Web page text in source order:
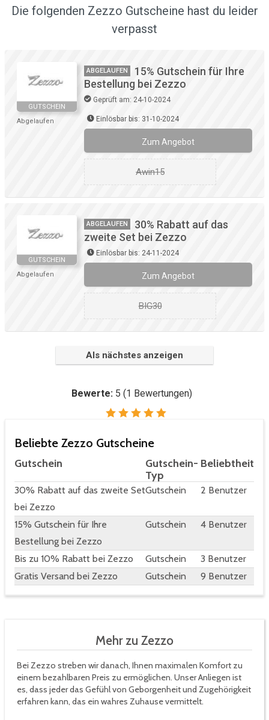
Die folgenden Zezzo Gutscheine hast du leider
verpasst
GUTSCHEIN
Abgelaufen
ABGELAUFEN
15% Gutschein für Ihre
Bestellung bei Zezzo
Geprüft am: 24-10-2024
Einlösbar bis: 31-10-2024
Zum Angebot
Awin15
GUTSCHEIN
Abgelaufen
ABGELAUFEN
30% Rabatt auf das
zweite Set bei Zezzo
Einlösbar bis: 24-11-2024
Zum Angebot
BIG30
Als nächstes anzeigen
Bewerte: 5 (1 Bewertungen)
Beliebte Zezzo Gutscheine
Gutschein
Gutschein-
Typ
Beliebtheit
30% Rabatt auf das zweite Set
bei Zezzo
Gutschein 2 Benutzer
15% Gutschein für Ihre
Bestellung bei Zezzo
Gutschein 4 Benutzer
Bis zu 10% Rabatt bei Zezzo Gutschein
3 Benutzer
Gratis Versand bei Zezzo
Gutschein 9 Benutzer
Mehr zu Zezzo
Bei Zezzo streben wir danach, Ihnen maximalen Komfort zu
einem bezahlbaren Preis zu ermöglichen. Unser Anliegen ist
es, dass jeder das Gefühl von Geborgenheit und Zugehörigkeit
erfahren kann, das ein wahres Zuhause vermittelt.